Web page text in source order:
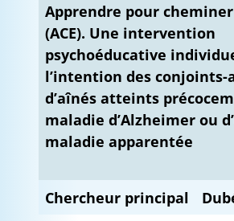
Apprendre pour
(ACE). Une intervention
psychoéducative
l’intention des conjoints-
d’aînés atteints
maladie d’Alzheimer ou
maladie apparentée
Chercheur principal